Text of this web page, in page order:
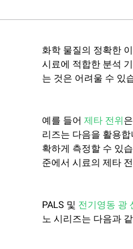
화학 물질의 정확한
시료에 적합한 분석
는 것은 어려울 수 있
예를 들어 제타 전위
리즈는 다음을 활용합
확하게 측정할 수 있
준에서 시료의 제타
PALS 및 전기영동 광
노 시리즈는 다음과